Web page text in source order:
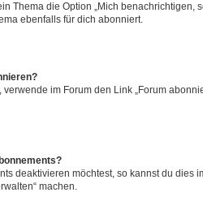
Thema die Option „Mich benachrichtigen,
ebenfalls für dich abonniert.
im Forum den Link „Forum
deaktivieren möchtest, so kannst du dies
machen.